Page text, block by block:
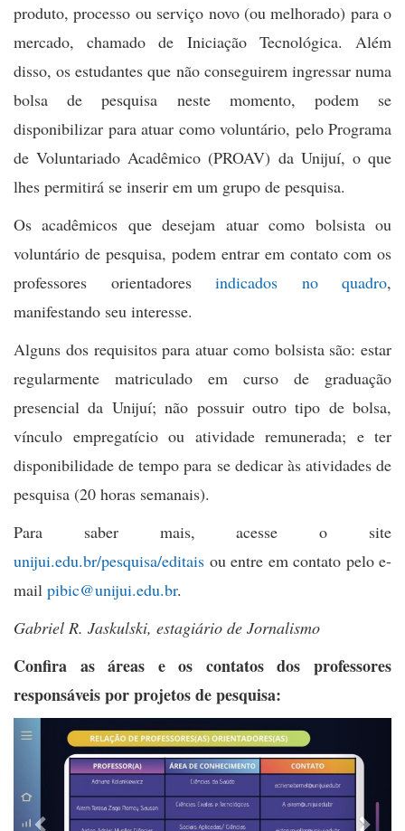
produto, processo ou serviço novo (ou melhorado) para o
mercado, chamado de Iniciação Tecnológica.Além
disso, os estudantes que não conseguirem ingressar numa
bolsa de pesquisa neste momento, podem se
disponibilizar para atuar como voluntário, pelo Programa
de Voluntariado Acadêmico (PROAV) da Unijuí, o que
lhes permitirá se inserir em um grupo de pesquisa.
Osacadêmicos que desejam atuar como bolsista ou
voluntário de pesquisa, podem entrar em contato com os
professores orientadores indicados no quadro,
manifestando seu interesse.
Alguns dos requisitospara atuar como bolsista são: estar
regularmente matriculado em curso de graduação
presencial da Unijuí; não possuir outro tipo de bolsa,
vínculo empregatício ou atividade remunerada; e ter
disponibilidade de tempo para se dedicar às atividades de
pesquisa (20 horas semanais).
Para saber mais, acesse o site
unijui.edu.br/pesquisa/editais ou entre em contato pelo e-
mail pibic@unijui.edu.br.
Gabriel R. Jaskulski, estagiário de Jornalismo
Confira as áreas e os contatos dos professores
responsáveis por projetos de pesquisa: